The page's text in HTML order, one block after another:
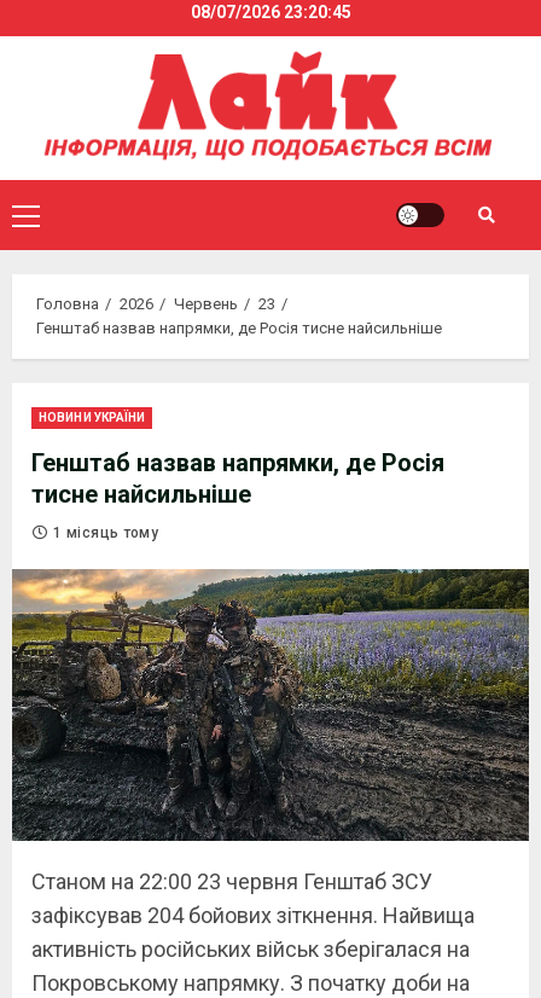
to
08/07/2026 23:20:45
Primary
Menu
Головна 2026 Червень
23
Генштаб назвав напрямки, де Росія тисне найсильніше
НОВИНИ УКРАЇНИ
Генштаб назвав напрямки, де Росія
тисне найсильніше
1 місяць тому
Станом на 22:00 23 червня Генштаб ЗСУ
зафіксував 204 бойових зіткнення. Найвища
активність російських військ зберігалася на
Покровському напрямку. З початку доби на